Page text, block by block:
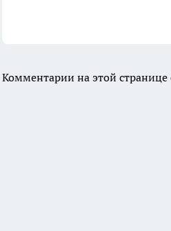
Комментарии на этой